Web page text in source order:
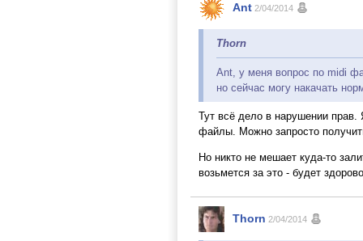
Ant 2/04/2014
Thorn
Ant, у меня вопрос по midi
но сейчас могу накачать
Тут всё дело в нарушении прав.
файлы. Можно запросто
Но никто не мешает куда-то
возьмется за это - будет
Thorn 2/04/2014